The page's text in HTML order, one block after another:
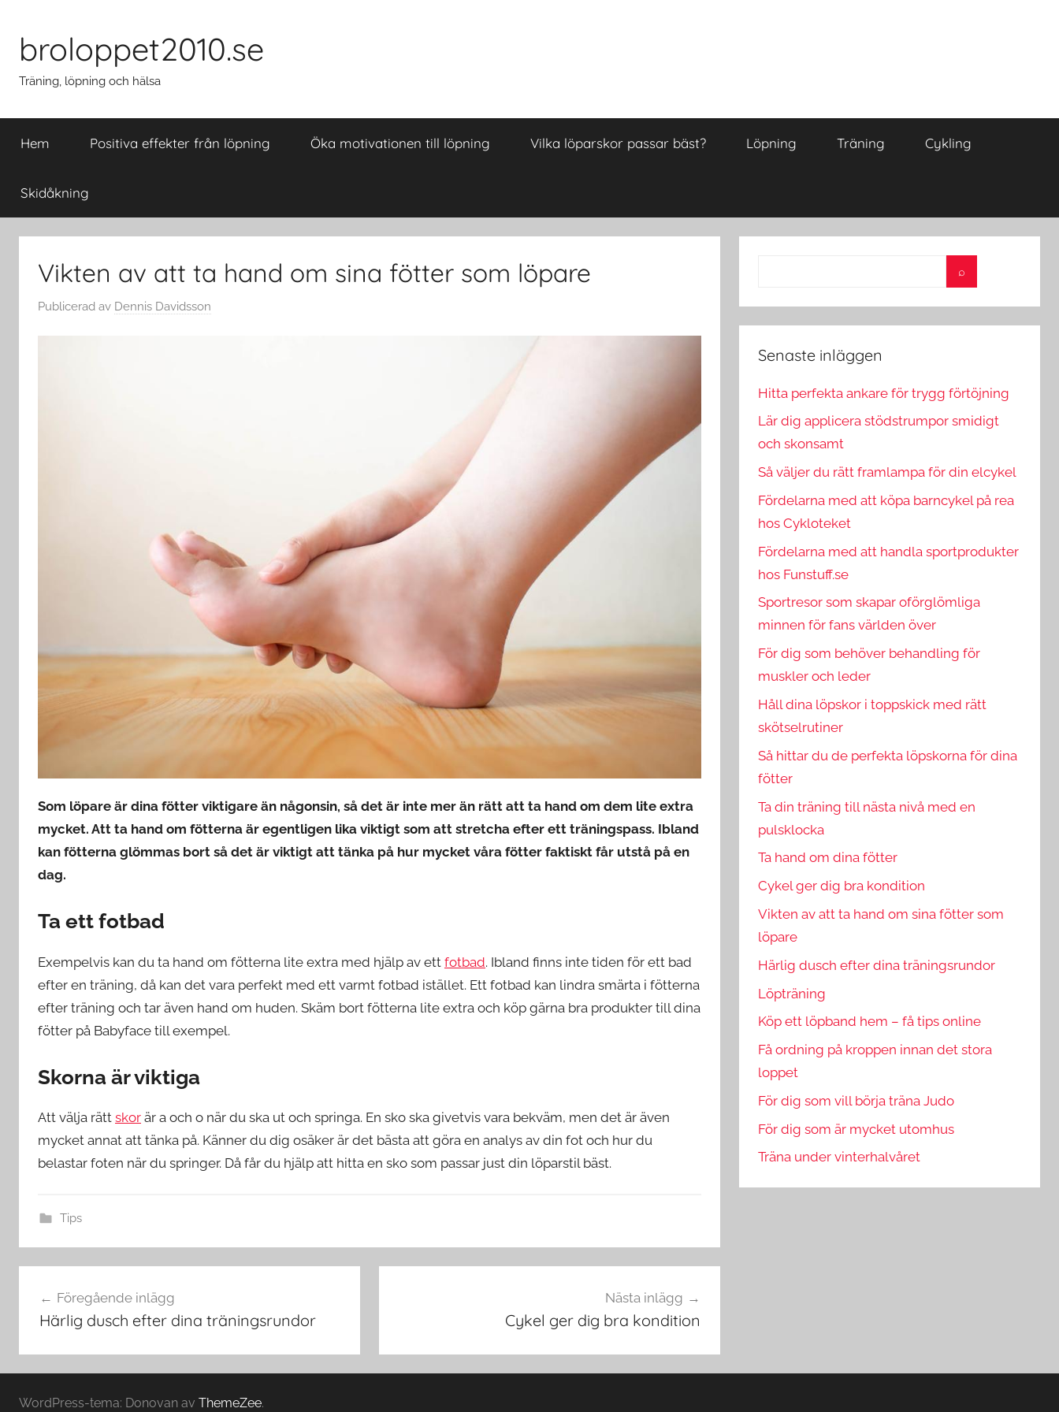
innehåll
broloppet2010.se
Träning, löpning och hälsa
Hem Positiva effekter från löpning Öka motivationen till löpning Vilka löparskor passar bäst? Löpning Träning Cykling
Skidåkning
Vikten av att ta hand om sina fötter som löpare
Publicerad av Dennis Davidsson
Som löpare är dina fötter viktigare än någonsin, så det är inte mer än rätt att ta hand om dem lite extra
mycket. Att ta hand om fötterna är egentligen lika viktigt som att stretcha efter ett träningspass. Ibland
kan fötterna glömmas bort så det är viktigt att tänka på hur mycket våra fötter faktiskt får utstå på en
dag.
Ta ett fotbad
Exempelvis kan du ta hand om fötterna lite extra med hjälp av ett fotbad. Ibland finns inte tiden för ett bad
efter en träning, då kan det vara perfekt med ett varmt fotbad istället. Ett fotbad kan lindra smärta i fötterna
efter träning och tar även hand om huden. Skäm bort fötterna lite extra och köp gärna bra produkter till dina
fötter på Babyface till exempel.
Skorna är viktiga
Att välja rätt skor är a och o när du ska ut och springa. En sko ska givetvis vara bekväm, men det är även
mycket annat att tänka på. Känner du dig osäker är det bästa att göra en analys av din fot och hur du
belastar foten när du springer. Då får du hjälp att hitta en sko som passar just din löparstil bäst.
Tips
Inläggsnavigering
Föregående inlägg
Härlig dusch efter dina träningsrundor
Nästa inlägg
Cykel ger dig bra kondition
Senaste inläggen
Hitta perfekta ankare för trygg förtöjning
Lär dig applicera stödstrumpor smidigt
och skonsamt
Så väljer du rätt framlampa för din elcykel
Fördelarna med att köpa barncykel på rea
hos Cykloteket
Fördelarna med att handla sportprodukter
hos Funstuff.se
Sportresor som skapar oförglömliga
minnen för fans världen över
För dig som behöver behandling för
muskler och leder
Håll dina löpskor i toppskick med rätt
skötselrutiner
Så hittar du de perfekta löpskorna för dina
fötter
Ta din träning till nästa nivå med en
pulsklocka
Ta hand om dina fötter
Cykel ger dig bra kondition
Vikten av att ta hand om sina fötter som
löpare
Härlig dusch efter dina träningsrundor
Löpträning
Köp ett löpband hem – få tips online
Få ordning på kroppen innan det stora
loppet
För dig som vill börja träna Judo
För dig som är mycket utomhus
Träna under vinterhalvåret
WordPress-tema: Donovan av ThemeZee.